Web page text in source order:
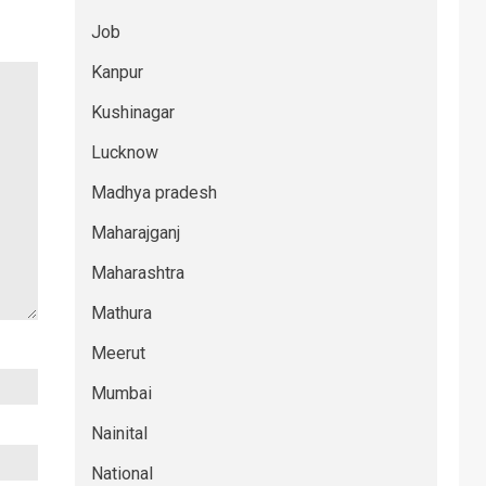
Job
Kanpur
Kushinagar
Lucknow
Madhya pradesh
Maharajganj
Maharashtra
Mathura
Meerut
Mumbai
Nainital
National